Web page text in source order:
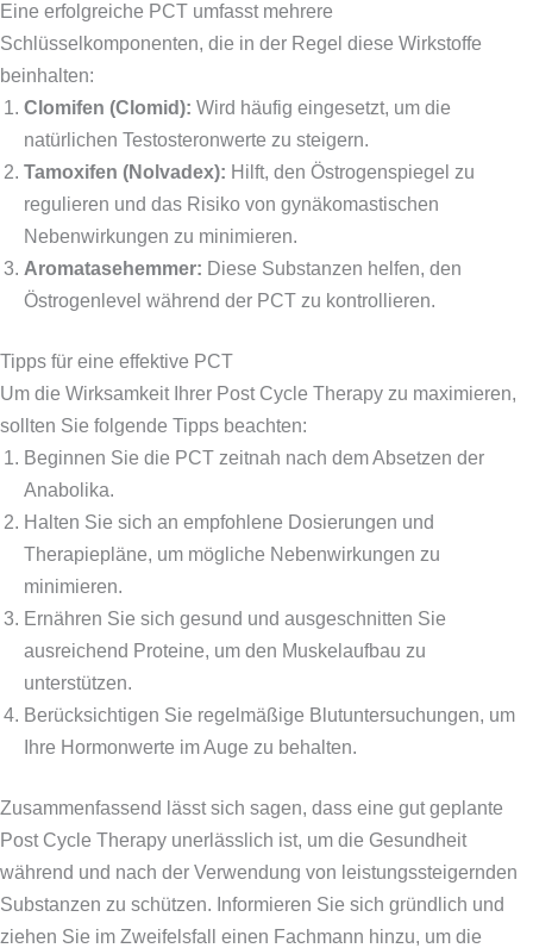
Eine erfolgreiche PCT umfasst mehrere
Schlüsselkomponenten, die in der Regel diese Wirkstoffe
beinhalten:
Clomifen (Clomid): Wird häufig eingesetzt, um die
natürlichen Testosteronwerte zu steigern.
Tamoxifen (Nolvadex): Hilft, den Östrogenspiegel zu
regulieren und das Risiko von gynäkomastischen
Nebenwirkungen zu minimieren.
Aromatasehemmer: Diese Substanzen helfen, den
Östrogenlevel während der PCT zu kontrollieren.
Tipps für eine effektive PCT
Um die Wirksamkeit Ihrer Post Cycle Therapy zu maximieren,
sollten Sie folgende Tipps beachten:
Beginnen Sie die PCT zeitnah nach dem Absetzen der
Anabolika.
Halten Sie sich an empfohlene Dosierungen und
Therapiepläne, um mögliche Nebenwirkungen zu
minimieren.
Ernähren Sie sich gesund und ausgeschnitten Sie
ausreichend Proteine, um den Muskelaufbau zu
unterstützen.
Berücksichtigen Sie regelmäßige Blutuntersuchungen, um
Ihre Hormonwerte im Auge zu behalten.
Zusammenfassend lässt sich sagen, dass eine gut geplante
Post Cycle Therapy unerlässlich ist, um die Gesundheit
während und nach der Verwendung von leistungssteigernden
Substanzen zu schützen. Informieren Sie sich gründlich und
ziehen Sie im Zweifelsfall einen Fachmann hinzu, um die